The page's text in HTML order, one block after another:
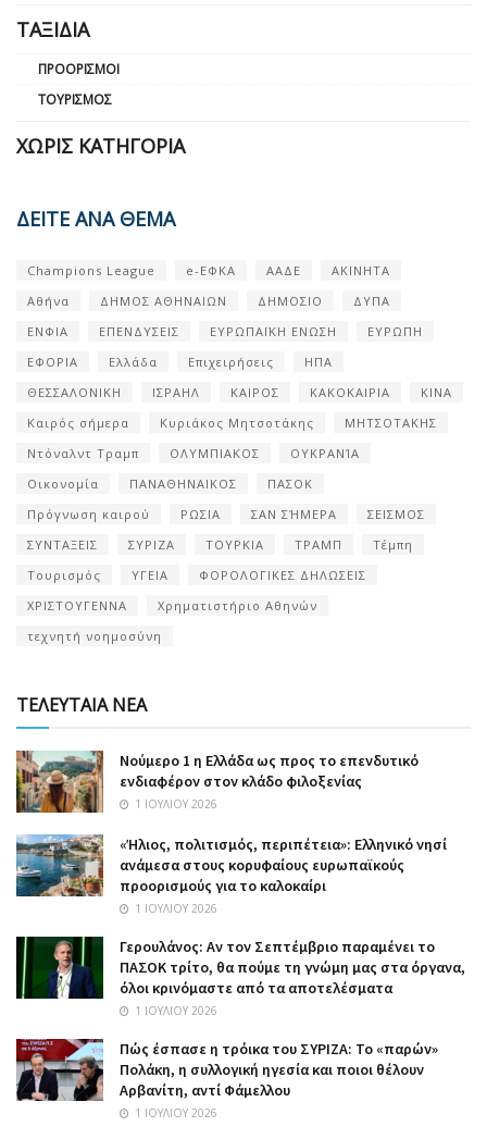
ΤΑΞΊΔΙΑ
ΠΡΟΟΡΙΣΜΟΊ
ΤΟΥΡΙΣΜΌΣ
ΧΩΡΊΣ ΚΑΤΗΓΟΡΊΑ
ΔΕΙΤΕ ΑΝΑ ΘΕΜΑ
Champions League e-ΕΦΚΑ ΑΑΔΕ
ΑΚΙΝΗΤΑ
Αθήνα
ΔΗΜΟΣ ΑΘΗΝΑΙΩΝ ΔΗΜΟΣΙΟ
ΔΥΠΑ
ΕΝΦΙΑ
ΕΠΕΝΔΥΣΕΙΣ ΕΥΡΩΠΑΪΚΗ ΕΝΩΣΗ
ΕΥΡΩΠΗ
ΕΦΟΡΙΑ
Ελλάδα Επιχειρήσεις
ΗΠΑ
ΘΕΣΣΑΛΟΝΙΚΗ
ΙΣΡΑΗΛ ΚΑΙΡΟΣ ΚΑΚΟΚΑΙΡΙΑ
ΚΙΝΑ
Καιρός σήμερα
Κυριάκος Μητσοτάκης
ΜΗΤΣΟΤΑΚΗΣ
Ντόναλντ Τραμπ
ΟΛΥΜΠΙΑΚΟΣ
ΟΥΚΡΑΝΊΑ
Οικονομία
ΠΑΝΑΘΗΝΑΙΚΟΣ
ΠΑΣΟΚ
Πρόγνωση καιρού
ΡΩΣΙΑ ΣΑΝ ΣΉΜΕΡΑ
ΣΕΙΣΜΟΣ
ΣΥΝΤΑΞΕΙΣ
ΣΥΡΙΖΑ ΤΟΥΡΚΙΑ ΤΡΑΜΠ
Τέμπη
Τουρισμός
ΥΓΕΙΑ
ΦΟΡΟΛΟΓΙΚΕΣ ΔΗΛΩΣΕΙΣ
ΧΡΙΣΤΟΥΓΕΝΝΑ
Χρηματιστήριο Αθηνών
τεχνητή νοημοσύνη
ΤΕΛΕΥΤΑΙΑ ΝΕΑ
Nούμερο 1 η Ελλάδα ως προς το επενδυτικό
ενδιαφέρον στον κλάδο φιλοξενίας
1 ΙΟΥΛΊΟΥ 2026
«Ήλιος, πολιτισμός, περιπέτεια»: Ελληνικό νησί
ανάμεσα στους κορυφαίους ευρωπαϊκούς
προορισμούς για το καλοκαίρι
1 ΙΟΥΛΊΟΥ 2026
Γερουλάνος: Αν τον Σεπτέμβριο παραμένει το
ΠΑΣΟΚ τρίτο, θα πούμε τη γνώμη μας στα όργανα,
όλοι κρινόμαστε από τα αποτελέσματα
1 ΙΟΥΛΊΟΥ 2026
Πώς έσπασε η τρόικα του ΣΥΡΙΖΑ: Το «παρών»
Πολάκη, η συλλογική ηγεσία και ποιοι θέλουν
Αρβανίτη, αντί Φάμελλου
1 ΙΟΥΛΊΟΥ 2026